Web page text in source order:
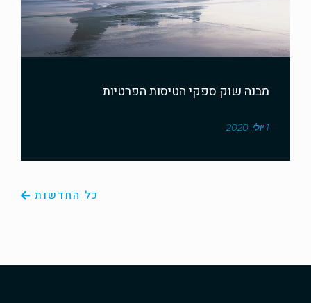
מבנה שוק ספקי הטיסות הפרטיות
1 יולי, 2020
כל החדשות